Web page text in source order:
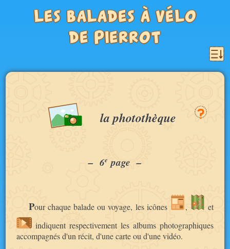
les balades à vélo
de Pierrot
la photothèque
– 6e page –
Pour chaque balade ou voyage, les icônes ,
et
indiquent respectivement les albums photographiques
accompagnés d'un récit, d'une carte ou d'une vidéo.